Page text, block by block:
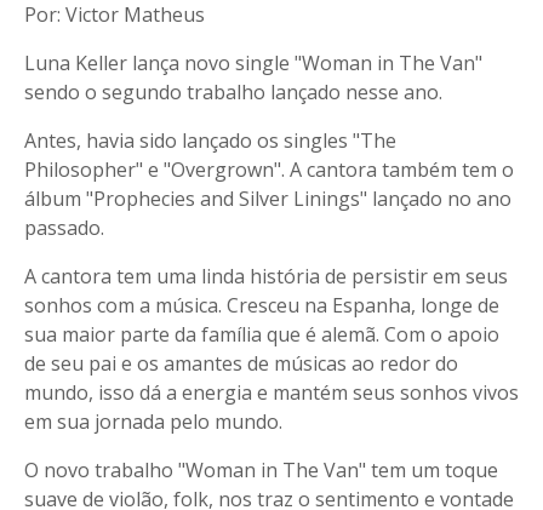
Por: Victor Matheus
Luna Keller lança novo single "Woman in The Van"
sendo o segundo trabalho lançado nesse ano.
Antes, havia sido lançado os singles "The
Philosopher" e "Overgrown". A cantora também tem o
álbum "Prophecies and Silver Linings" lançado no ano
passado.
A cantora tem uma linda história de persistir em seus
sonhos com a música. Cresceu na Espanha, longe de
sua maior parte da família que é alemã. Com o apoio
de seu pai e os amantes de músicas ao redor do
mundo, isso dá a energia e mantém seus sonhos vivos
em sua jornada pelo mundo.
O novo trabalho "Woman in The Van" tem um toque
suave de violão, folk, nos traz o sentimento e vontade